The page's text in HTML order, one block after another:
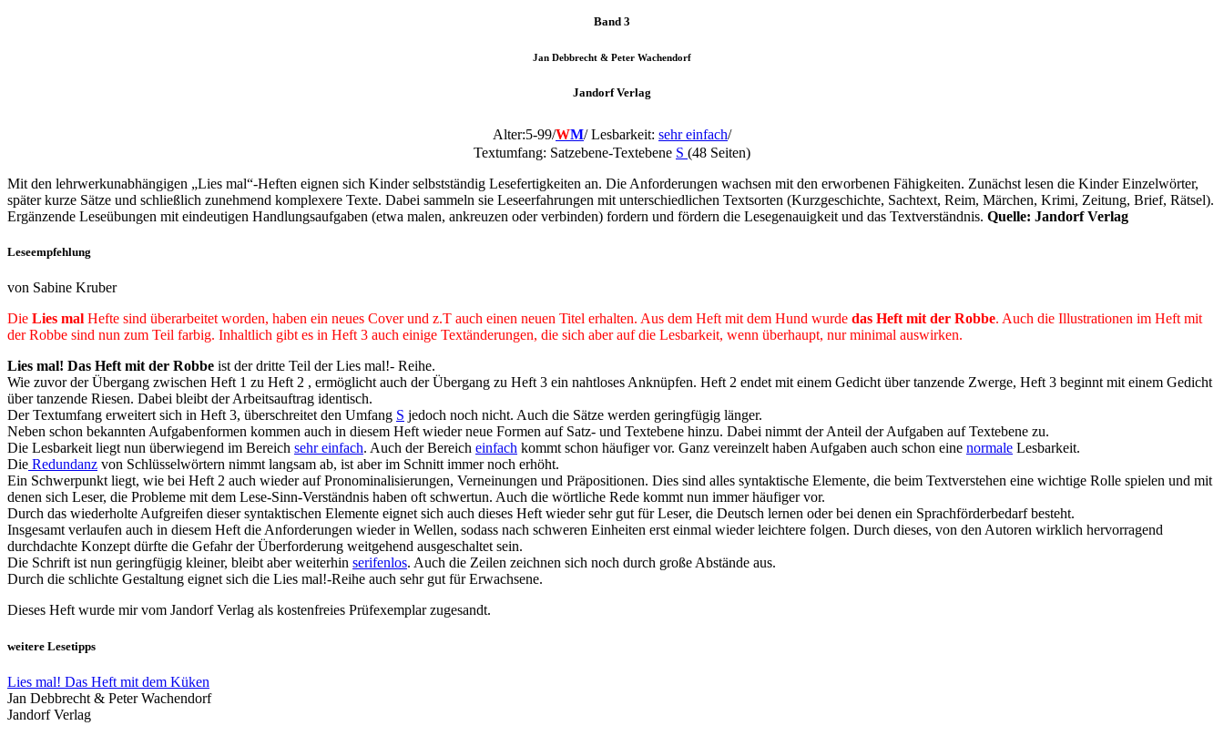
Band 3
Jan Debbrecht & Peter Wachendorf
Jandorf Verlag
Alter:5-99/WM/Lesbarkeit: sehr einfach/
Textumfang: Satzebene-Textebene S (48 Seiten)
Mit den lehrwerkunabhängigen „Lies mal“-Heften eignen sich Kinder selbstständig Lesefertigkeiten an. Die Anforderungen wachsen mit den erworbenen Fähigkeiten. Zunächst lesen die Kinder Einzelwörter,
später kurze Sätze und schließlich zunehmend komplexere Texte. Dabei sammeln sie Leseerfahrungen mit unterschiedlichen Textsorten (Kurzgeschichte, Sachtext, Reim, Märchen, Krimi, Zeitung, Brief, Rätsel).
Ergänzende Leseübungen mit eindeutigen Handlungsaufgaben (etwa malen, ankreuzen oder verbinden) fordern und fördern die Lesegenauigkeit und das Textverständnis. Quelle: JandorfVerlag
Leseempfehlung
von Sabine Kruber
Die Lies mal Hefte sind überarbeitet worden, haben ein neues Cover und z.T auch einen neuen Titel erhalten. Aus dem Heft mit dem Hund wurde das Heft mit der Robbe. Auch die Illustrationen im Heft mit
der Robbe sind nun zum Teil farbig. Inhaltlich gibt es in Heft 3 auch einige Textänderungen, die sich aber auf die Lesbarkeit, wenn überhaupt, nur minimal auswirken.
Lies mal! Das Heft mit der Robbe ist der dritte Teil der Lies mal!- Reihe.
Wie zuvor der Übergang zwischen Heft 1 zu Heft 2 , ermöglicht auch der Übergang zu Heft 3 ein nahtloses Anknüpfen. Heft 2 endet mit einem Gedicht über tanzende Zwerge, Heft 3 beginnt mit einem Gedicht
über tanzende Riesen. Dabei bleibt der Arbeitsauftrag identisch.
Der Textumfang erweitert sich in Heft 3, überschreitet den Umfang S jedoch noch nicht. Auch die Sätze werden geringfügig länger.
Neben schon bekannten Aufgabenformen kommen auch in diesem Heft wieder neue Formen auf Satz- und Textebene hinzu. Dabei nimmt der Anteil der Aufgaben auf Textebene zu.
Die Lesbarkeit liegt nun überwiegend im Bereich sehr einfach. Auch der Bereich einfach kommt schon häufiger vor. Ganz vereinzelt haben Aufgaben auch schon eine normale Lesbarkeit.
Die Redundanz von Schlüsselwörtern nimmt langsam ab, ist aber im Schnitt immer noch erhöht.
Ein Schwerpunkt liegt, wie bei Heft 2 auch wieder auf Pronominalisierungen, Verneinungen und Präpositionen. Dies sind alles syntaktische Elemente, die beim Textverstehen eine wichtige Rolle spielen und mit
denen sich Leser, die Probleme mit dem Lese-Sinn-Verständnis haben oft schwertun. Auch die wörtliche Rede kommt nun immer häufiger vor.
Durch das wiederholte Aufgreifen dieser syntaktischen Elemente eignet sich auch dieses Heft wieder sehr gut für Leser, die Deutsch lernen oder bei denen ein Sprachförderbedarf besteht.
Insgesamt verlaufen auch in diesem Heft die Anforderungen wieder in Wellen, sodass nach schweren Einheiten erst einmal wieder leichtere folgen. Durch dieses, von den Autoren wirklich hervorragend
durchdachte Konzept dürfte die Gefahr der Überforderung weitgehend ausgeschaltet sein.
Die Schrift ist nun geringfügig kleiner, bleibt aber weiterhin serifenlos. Auch die Zeilen zeichnen sich noch durch große Abstände aus.
Durch die schlichte Gestaltung eignet sich die Lies mal!-Reihe auch sehr gut für Erwachsene.
Dieses Heft wurde mir vom Jandorf Verlag als kostenfreies Prüfexemplar zugesandt.
weitere Lesetipps
Lies mal! Das Heft mit dem Küken
Jan Debbrecht & Peter Wachendorf
Jandorf Verlag